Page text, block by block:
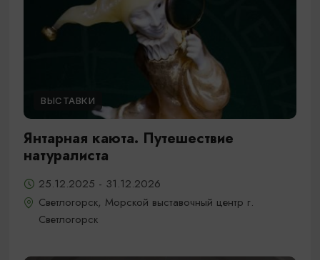
ВЫСТАВКИ
Янтарная каюта. Путешествие
натуралиста
25.12.2025 - 31.12.2026
Светлогорск, Морской выставочный центр г.
Светлогорск